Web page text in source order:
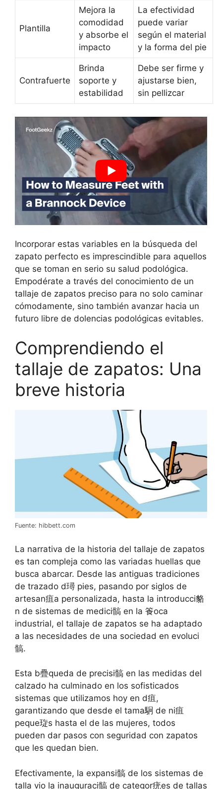
Plantilla
Mejora la
comodidad
y absorbe el
impacto
La efectividad
puede variar
según el material
y la forma del pie
Contrafuerte
Brinda
soporte y
estabilidad
Debe ser firme y
ajustarse bien,
sin pellizcar
Incorporar estas variables en la búsqueda del
zapato perfecto es imprescindible para aquellos
que se toman en serio su salud podológica.
Empodérate a través del conocimiento de un
tallaje de zapatos preciso para no solo caminar
cómodamente, sino también avanzar hacia un
futuro libre de dolencias podológicas evitables.
Comprendiendo el
tallaje de zapatos: Una
breve historia
Fuente: hibbett.com
La narrativa de la historia del tallaje de zapatos
es tan compleja como las variadas huellas que
busca abarcar. Desde las antiguas tradiciones
de trazado d璕 pies, pasando por siglos de
artesan疽a personalizada, hasta la introducci貉
n de sistemas de medici髇 en la 篒oca
industrial, el tallaje de zapatos se ha adaptado
a las necesidades de una sociedad en evoluci
髇.
Esta b疊queda de precisi髇 en las medidas del
calzado ha culminado en los sofisticados
sistemas que utilizamos hoy en d疽,
garantizando que desde el tama駉 de ni疽
peque琁s hasta el de las mujeres, todos
pueden dar pasos con seguridad con zapatos
que les quedan bien.
Efectivamente, la expansi髇 de los sistemas de
talla vio la inauguraci髇 de categor疣es de tallas